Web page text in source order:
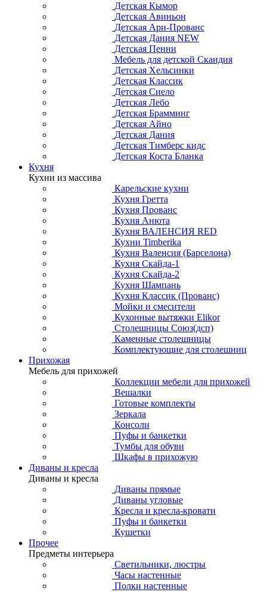
Детская Кымор
Детская Авиньон
Детская Ари-Прованс
Детская Дания NEW
Детская Пенни
Мебель для детской Скандия
Детская Хельсинки
Детская Классик
Детская Сиело
Детская Лебо
Детская Брамминг
Детская Айно
Детская Дания
Детская Тимберс кидс
Детская Коста Бланка
Кухня
Кухни из массива
Карельские кухни
Кухня Гретта
Кухня Прованс
Кухня Анюта
Кухня ВАЛЕНСИЯ RED
Кухни Timberika
Кухня Валенсия (Барселона)
Кухня Скайда-1
Кухня Скайда-2
Кухня Шампань
Кухня Классик (Прованс)
Мойки и смесители
Кухонные вытяжки Elikor
Столешницы Союз(дсп)
Каменные столешницы
Комплектующие для столешниц
Прихожая
Мебель для прихожей
Коллекции мебели для прихожей
Вешалки
Готовые комплекты
Зеркала
Консоли
Пуфы и банкетки
Тумбы для обуви
Шкафы в прихожую
Диваны и кресла
Диваны и кресла
Диваны прямые
Диваны угловые
Кресла и кресла-кровати
Пуфы и банкетки
Кушетки
Прочее
Предметы интерьера
Светильники, люстры
Часы настенные
Полки настенные